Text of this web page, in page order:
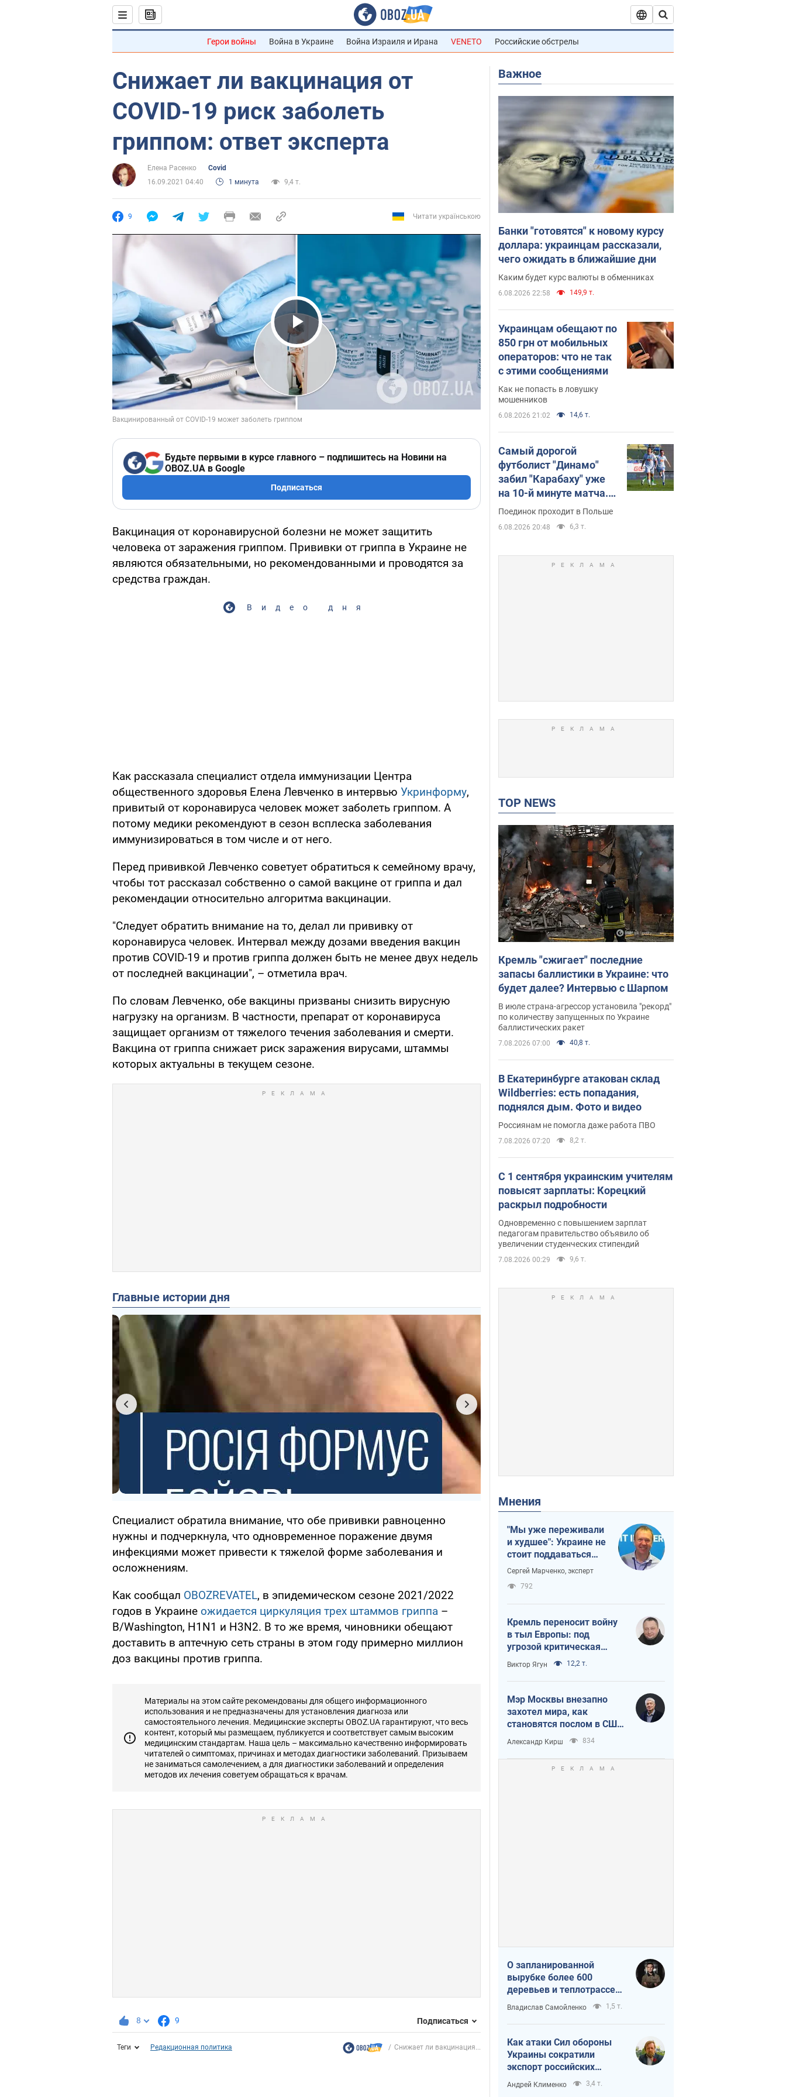
Герои войны Война в Украине Война Израиля и Ирана VENETO Российские обстрелы
Снижает ли вакцинация от
COVID-19 риск заболеть
гриппом: ответ эксперта
Елена Расенко
Covid
16.09.2021 04:40
1 минута 9,4 т.
9 Читати українською
Play Video
Будьте первыми в курсе главного – подпишитесь на Новини на
OBOZ.UA в Google
Подписаться
Вакцинация от коронавирусной болезни не может защитить
человека от заражения гриппом. Прививки от гриппа в Украине не
являются обязательными, но рекомендованными и проводятся за
средства граждан.
Видео дня
Как рассказала специалист отдела иммунизации Центра
общественного здоровья Елена Левченко в интервью Укринформу,
привитый от коронавируса человек может заболеть гриппом. А
потому медики рекомендуют в сезон всплеска заболевания
иммунизироваться в том числе и от него.
Перед прививкой Левченко советует обратиться к семейному врачу,
чтобы тот рассказал собственно о самой вакцине от гриппа и дал
рекомендации относительно алгоритма вакцинации.
"Следует обратить внимание на то, делал ли прививку от
коронавируса человек. Интервал между дозами введения вакцин
против СOVID-19 и против гриппа должен быть не менее двух недель
от последней вакцинации", – отметила врач.
По словам Левченко, обе вакцины призваны снизить вирусную
нагрузку на организм. В частности, препарат от коронавируса
защищает организм от тяжелого течения заболевания и смерти.
Вакцина от гриппа снижает риск заражения вирусами, штаммы
которых актуальны в текущем сезоне.
Главные истории дня
Специалист обратила внимание, что обе прививки равноценно
нужны и подчеркнула, что одновременное поражение двумя
инфекциями может привести к тяжелой форме заболевания и
осложнениям.
Как сообщал OBOZREVATEL, в эпидемическом сезоне 2021/2022
годов в Украине ожидается циркуляция трех штаммов гриппа –
B/Washington, H1N1 и H3N2. В то же время, чиновники обещают
доставить в аптечную сеть страны в этом году примерно миллион
доз вакцины против гриппа.
Материалы на этом сайте рекомендованы для общего информационного
использования и не предназначены для установления диагноза или
самостоятельного лечения. Медицинские эксперты OBOZ.UA гарантируют, что весь
контент, который мы размещаем, публикуется и соответствует самым высоким
медицинским стандартам. Наша цель – максимально качественно информировать
читателей о симптомах, причинах и методах диагностики заболеваний. Призываем
не заниматься самолечением, а для диагностики заболеваний и определения
методов их лечения советуем обращаться к врачам.
8 9 Подписаться
Теги Редакционная политика Снижает ли вакцинация...
Важное
Банки "готовятся" к новому курсу
доллара: украинцам рассказали,
чего ожидать в ближайшие дни
Каким будет курс валюты в обменниках
6.08.2026 22:58 149,9 т.
Украинцам обещают по
850 грн от мобильных
операторов: что не так
с этими сообщениями
Как не попасть в ловушку
мошенников
6.08.2026 21:02 14,6 т.
Самый дорогой
футболист "Динамо"
забил "Карабаху" уже
на 10-й минуте матча.
Видео
Поединок проходит в Польше
6.08.2026 20:48 6,3 т.
TOP NEWS
Кремль "сжигает" последние
запасы баллистики в Украине: что
будет далее? Интервью с Шарпом
В июле страна-агрессор установила "рекорд"
по количеству запущенных по Украине
баллистических ракет
7.08.2026 07:00 40,8 т.
В Екатеринбурге атакован склад
Wildberries: есть попадания,
поднялся дым. Фото и видео
Россиянам не помогла даже работа ПВО
7.08.2026 07:20 8,2 т.
С 1 сентября украинским учителям
повысят зарплаты: Корецкий
раскрыл подробности
Одновременно с повышением зарплат
педагогам правительство объявило об
увеличении студенческих стипендий
7.08.2026 00:29 9,6 т.
Мнения
"Мы уже переживали
и худшее": Украине не
стоит поддаваться
отчаянию из-за
Сергей Марченко, эксперт
792
Кремль переносит войну
в тыл Европы: под
угрозой критическая
логистика
Виктор Ягун 12,2 т.
Мэр Москвы внезапно
захотел мира, как
становятся послом в США
и новые украинские топ-
рейтинги
Александр Кирш 834
О запланированной
вырубке более 600
деревьев и теплотрассе:
что происходит на
Теремках в Киеве
Владислав Самойленко 1,5 т.
Как атаки Сил обороны
Украины сократили
экспорт российских
нефтепродуктов
Андрей Клименко 3,4 т.